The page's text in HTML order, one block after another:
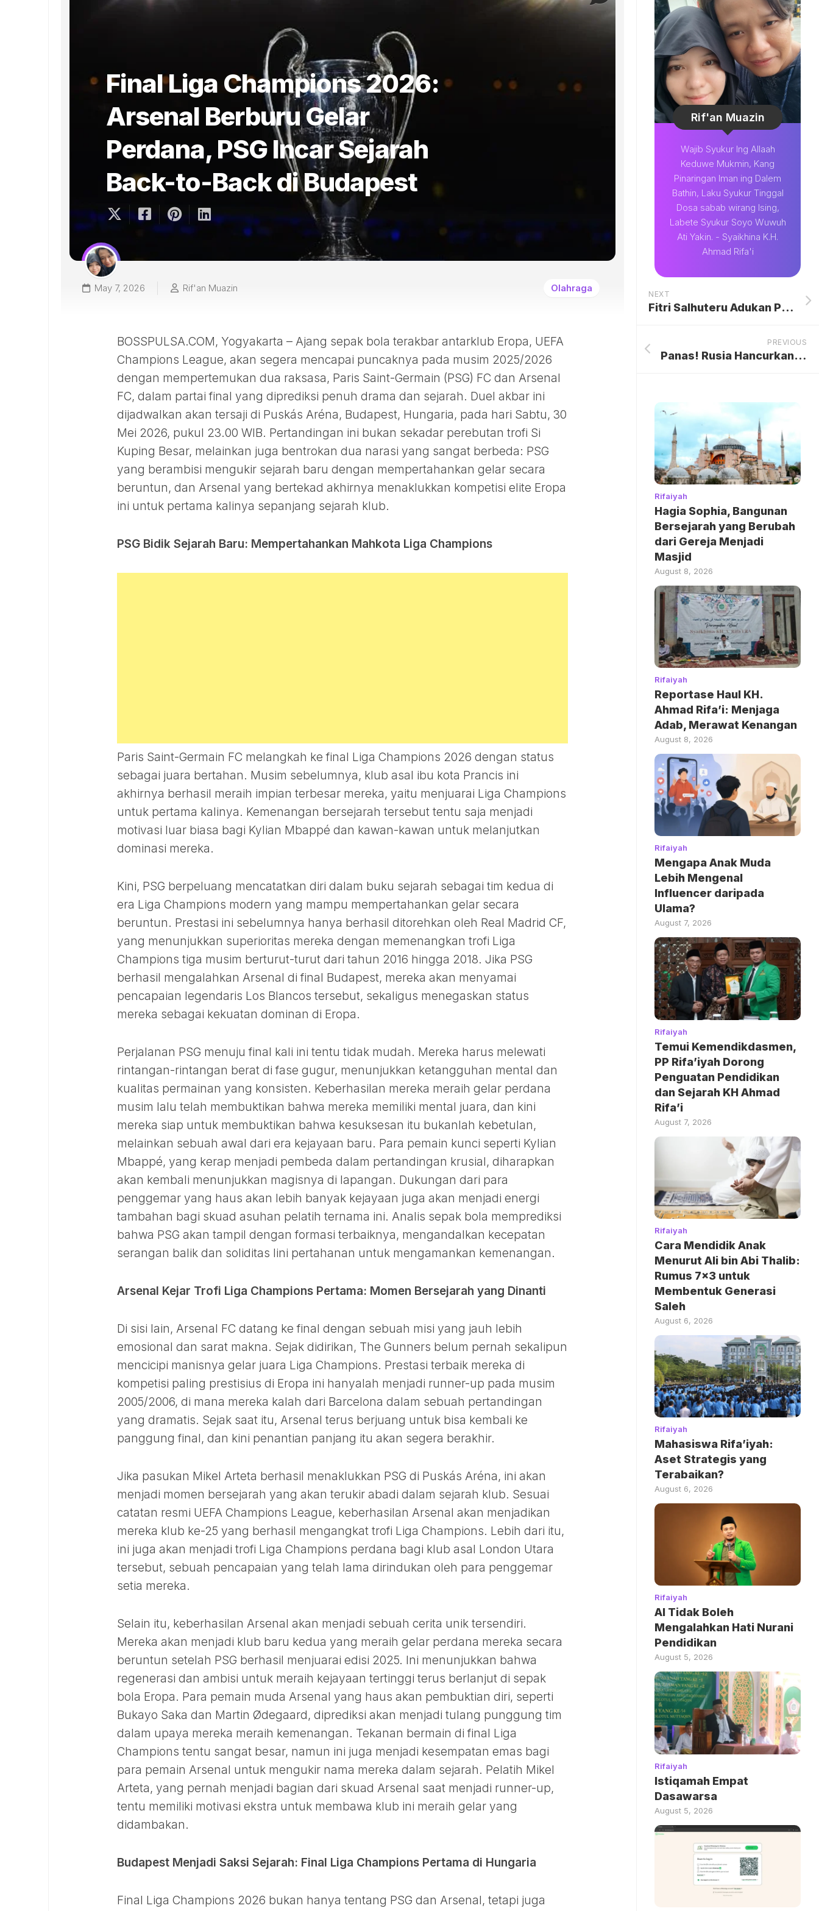
Final Liga Champions 2026:
Arsenal Berburu Gelar
Perdana, PSG Incar Sejarah
Back-to-Back di Budapest
May 7, 2026 Rif'an Muazin Olahraga
BOSSPULSA.COM, Yogyakarta – Ajang sepak bola terakbar antarklub Eropa, UEFA
Champions League, akan segera mencapai puncaknya pada musim 2025/2026
dengan mempertemukan dua raksasa, Paris Saint-Germain (PSG) FC dan Arsenal
FC, dalam partai final yang diprediksi penuh drama dan sejarah. Duel akbar ini
dijadwalkan akan tersaji di Puskás Aréna, Budapest, Hungaria, pada hari Sabtu, 30
Mei 2026, pukul 23.00 WIB. Pertandingan ini bukan sekadar perebutan trofi Si
Kuping Besar, melainkan juga bentrokan dua narasi yang sangat berbeda: PSG
yang berambisi mengukir sejarah baru dengan mempertahankan gelar secara
beruntun, dan Arsenal yang bertekad akhirnya menaklukkan kompetisi elite Eropa
ini untuk pertama kalinya sepanjang sejarah klub.
PSG Bidik Sejarah Baru: Mempertahankan Mahkota Liga Champions
Paris Saint-Germain FC melangkah ke final Liga Champions 2026 dengan status
sebagai juara bertahan. Musim sebelumnya, klub asal ibu kota Prancis ini
akhirnya berhasil meraih impian terbesar mereka, yaitu menjuarai Liga Champions
untuk pertama kalinya. Kemenangan bersejarah tersebut tentu saja menjadi
motivasi luar biasa bagi Kylian Mbappé dan kawan-kawan untuk melanjutkan
dominasi mereka.
Kini, PSG berpeluang mencatatkan diri dalam buku sejarah sebagai tim kedua di
era Liga Champions modern yang mampu mempertahankan gelar secara
beruntun. Prestasi ini sebelumnya hanya berhasil ditorehkan oleh Real Madrid CF,
yang menunjukkan superioritas mereka dengan memenangkan trofi Liga
Champions tiga musim berturut-turut dari tahun 2016 hingga 2018. Jika PSG
berhasil mengalahkan Arsenal di final Budapest, mereka akan menyamai
pencapaian legendaris Los Blancos tersebut, sekaligus menegaskan status
mereka sebagai kekuatan dominan di Eropa.
Perjalanan PSG menuju final kali ini tentu tidak mudah. Mereka harus melewati
rintangan-rintangan berat di fase gugur, menunjukkan ketangguhan mental dan
kualitas permainan yang konsisten. Keberhasilan mereka meraih gelar perdana
musim lalu telah membuktikan bahwa mereka memiliki mental juara, dan kini
mereka siap untuk membuktikan bahwa kesuksesan itu bukanlah kebetulan,
melainkan sebuah awal dari era kejayaan baru. Para pemain kunci seperti Kylian
Mbappé, yang kerap menjadi pembeda dalam pertandingan krusial, diharapkan
akan kembali menunjukkan magisnya di lapangan. Dukungan dari para
penggemar yang haus akan lebih banyak kejayaan juga akan menjadi energi
tambahan bagi skuad asuhan pelatih ternama ini. Analis sepak bola memprediksi
bahwa PSG akan tampil dengan formasi terbaiknya, mengandalkan kecepatan
serangan balik dan soliditas lini pertahanan untuk mengamankan kemenangan.
Arsenal Kejar Trofi Liga Champions Pertama: Momen Bersejarah yang Dinanti
Di sisi lain, Arsenal FC datang ke final dengan sebuah misi yang jauh lebih
emosional dan sarat makna. Sejak didirikan, The Gunners belum pernah sekalipun
mencicipi manisnya gelar juara Liga Champions. Prestasi terbaik mereka di
kompetisi paling prestisius di Eropa ini hanyalah menjadi runner-up pada musim
2005/2006, di mana mereka kalah dari Barcelona dalam sebuah pertandingan
yang dramatis. Sejak saat itu, Arsenal terus berjuang untuk bisa kembali ke
panggung final, dan kini penantian panjang itu akan segera berakhir.
Jika pasukan Mikel Arteta berhasil menaklukkan PSG di Puskás Aréna, ini akan
menjadi momen bersejarah yang akan terukir abadi dalam sejarah klub. Sesuai
catatan resmi UEFA Champions League, keberhasilan Arsenal akan menjadikan
mereka klub ke-25 yang berhasil mengangkat trofi Liga Champions. Lebih dari itu,
ini juga akan menjadi trofi Liga Champions perdana bagi klub asal London Utara
tersebut, sebuah pencapaian yang telah lama dirindukan oleh para penggemar
setia mereka.
Selain itu, keberhasilan Arsenal akan menjadi sebuah cerita unik tersendiri.
Mereka akan menjadi klub baru kedua yang meraih gelar perdana mereka secara
beruntun setelah PSG berhasil menjuarai edisi 2025. Ini menunjukkan bahwa
regenerasi dan ambisi untuk meraih kejayaan tertinggi terus berlanjut di sepak
bola Eropa. Para pemain muda Arsenal yang haus akan pembuktian diri, seperti
Bukayo Saka dan Martin Ødegaard, diprediksi akan menjadi tulang punggung tim
dalam upaya mereka meraih kemenangan. Tekanan bermain di final Liga
Champions tentu sangat besar, namun ini juga menjadi kesempatan emas bagi
para pemain Arsenal untuk mengukir nama mereka dalam sejarah. Pelatih Mikel
Arteta, yang pernah menjadi bagian dari skuad Arsenal saat menjadi runner-up,
tentu memiliki motivasi ekstra untuk membawa klub ini meraih gelar yang
didambakan.
Budapest Menjadi Saksi Sejarah: Final Liga Champions Pertama di Hungaria
Final Liga Champions 2026 bukan hanya tentang PSG dan Arsenal, tetapi juga
Rif'an Muazin
Wajib Syukur Ing Allaah
Keduwe Mukmin, Kang
Pinaringan Iman ing Dalem
Bathin, Laku Syukur Tinggal
Dosa sabab wirang Ising,
Labete Syukur Soyo Wuwuh
Ati Yakin. - Syaikhina K.H.
Ahmad Rifa'i
NEXT
Fitri Salhuteru Adukan Produk Kecantikan Milik Doktif ke BPOM
PREVIOUS
Panas! Rusia Hancurkan Nyaris 350 Drone Ukraina
Rifaiyah
Hagia Sophia, Bangunan
Bersejarah yang Berubah
dari Gereja Menjadi
Masjid
August 8, 2026
Rifaiyah
Reportase Haul KH.
Ahmad Rifa’i: Menjaga
Adab, Merawat Kenangan
August 8, 2026
Rifaiyah
Mengapa Anak Muda
Lebih Mengenal
Influencer daripada
Ulama?
August 7, 2026
Rifaiyah
Temui Kemendikdasmen,
PP Rifa’iyah Dorong
Penguatan Pendidikan
dan Sejarah KH Ahmad
Rifa’i
August 7, 2026
Rifaiyah
Cara Mendidik Anak
Menurut Ali bin Abi Thalib:
Rumus 7×3 untuk
Membentuk Generasi
Saleh
August 6, 2026
Rifaiyah
Mahasiswa Rifa’iyah:
Aset Strategis yang
Terabaikan?
August 6, 2026
Rifaiyah
AI Tidak Boleh
Mengalahkan Hati Nurani
Pendidikan
August 5, 2026
Rifaiyah
Istiqamah Empat
Dasawarsa
August 5, 2026